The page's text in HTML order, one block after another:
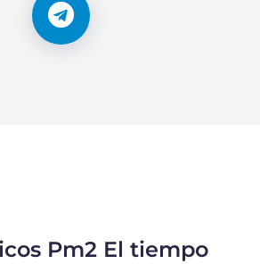
Pm2 El tiempo